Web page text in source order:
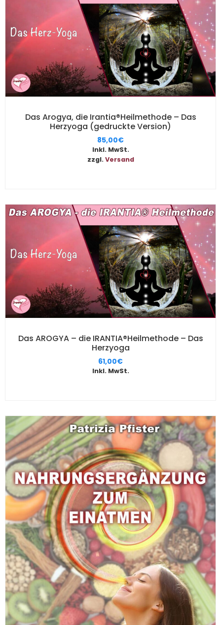
Das Arogya, die Irantia®Heilmethode – Das
Herzyoga (gedruckte Version)
85,00€
Inkl. MwSt.
zzgl. Versand
Das AROGYA – die IRANTIA®Heilmethode – Das
Herzyoga
61,00€
Inkl. MwSt.